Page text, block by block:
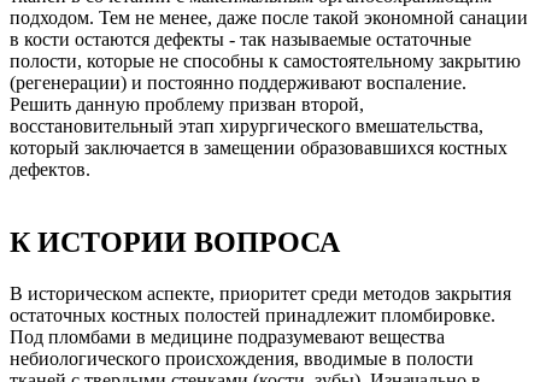
подходом. Тем не менее, даже после такой экономной санации
в кости остаются дефекты - так называемые остаточные
полости, которые не способны к самостоятельному закрытию
(регенерации) и постоянно поддерживают воспаление.
Решить данную проблему призван второй,
восстановительный этап хирургического вмешательства,
который заключается в замещении образовавшихся костных
дефектов.
К ИСТОРИИ ВОПРОСА
В историческом аспекте, приоритет среди методов закрытия
остаточных костных полостей принадлежит пломбировке.
Под пломбами в медицине подразумевают вещества
небиологического происхождения, вводимые в полости